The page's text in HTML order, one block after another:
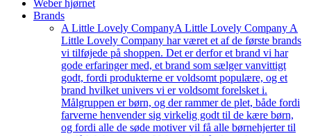
Weber hjørnet
Brands
A Little Lovely CompanyA Little Lovely Company A
Little Lovely Company har været et af de første brands
vi tilføjede på shoppen. Det er derfor et brand vi har
gode erfaringer med, et brand som sælger vanvittigt
godt, fordi produkterne er voldsomt populære, og et
brand hvilket univers vi er voldsomt forelsket i.
Målgruppen er børn, og der rammer de plet, både fordi
farverne henvender sig virkelig godt til de kære børn,
og fordi alle de søde motiver vil få alle børnehjerter til